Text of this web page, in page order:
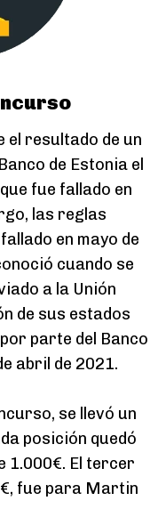
el resultado de un
de Estonia el
fue fallado en
las reglas
en mayo de
cuando se
a la Unión
de sus estados
parte del Banco
abril de 2021.
se llevó un
posición quedó
1.000€. El tercer
fue para Martin